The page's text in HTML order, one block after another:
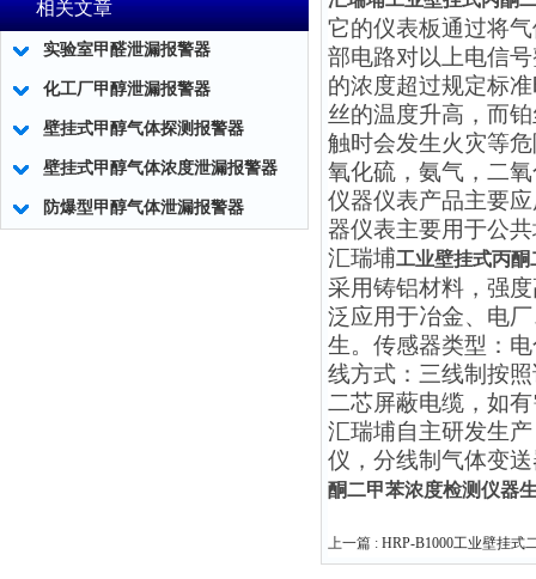
相关文章
实验室甲醛泄漏报警器
化工厂甲醇泄漏报警器
壁挂式甲醇气体探测报警器
壁挂式甲醇气体浓度泄漏报警器
防爆型甲醇气体泄漏报警器
它的仪表板通过将
部电路对以上电信
的浓度超过规定标
丝的温度升高，而
触时会发生火灾等
氧化硫，氨气，二
仪器仪表产品主要
器仪表主要用于公
汇瑞埔工业壁挂式丙
采用铸铝材料，强
泛应用于冶金、电
生。传感器类型：
线方式：三线制按
二芯屏蔽电缆， 如
汇瑞埔自主研发生
仪，分线制气体变
酮二甲苯浓度检测仪器
上一篇 : HRP-B1000工业壁挂式